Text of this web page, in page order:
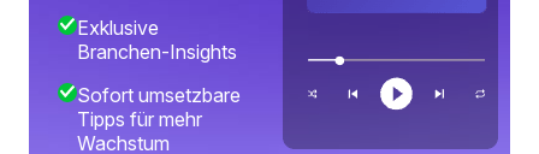
Exklusive
Branchen-Insights
Sofort umsetzbare
Tipps für mehr
Wachstum